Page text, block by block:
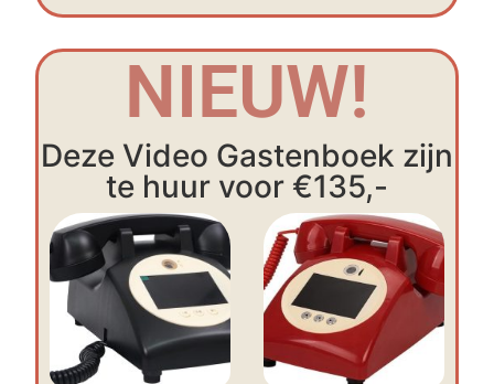
NIEUW!
Deze Video Gastenboek zijn
te huur voor €135,-